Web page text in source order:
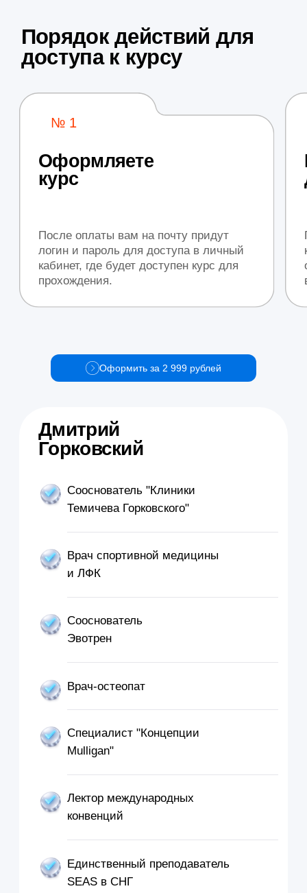
Оформить за 2 999 рублей
Специалист
PNF-терапии
Автор учебников и методических
симпозиумов